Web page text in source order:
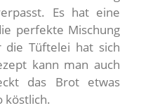
Es hat eine
perfekte Mischung
die Tüftelei hat sich
kann man auch
das Brot etwas
köstlich.